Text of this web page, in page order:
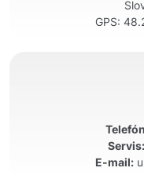
GPS:
Servis:
E-mail: